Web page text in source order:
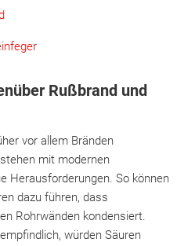
Rußbrand und
vor allem Bränden
mit modernen
Herausforderungen. So können
dazu führen, dass
Rohrwänden kondensiert.
würden Säuren